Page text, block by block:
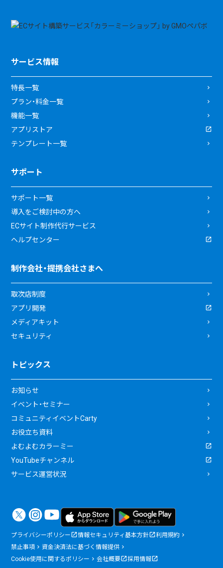
サービス情報
特長一覧
プラン・料金一覧
機能一覧
アプリストア
テンプレート一覧
サポート
サポート一覧
導入をご検討中の方へ
ECサイト制作代行サービス
ヘルプセンター
制作会社・提携会社さまへ
取次店制度
アプリ開発
メディアキット
セキュリティ
トピックス
お知らせ
イベント・セミナー
コミュニティイベントCarty
お役立ち資料
よむよむカラーミー
YouTubeチャンネル
サービス運営状況
プライバシーポリシー 情報セキュリティ基本方針
利用規約
禁止事項
資金決済法に基づく情報提供
Cookie使用に関するポリシー
会社概要 採用情報